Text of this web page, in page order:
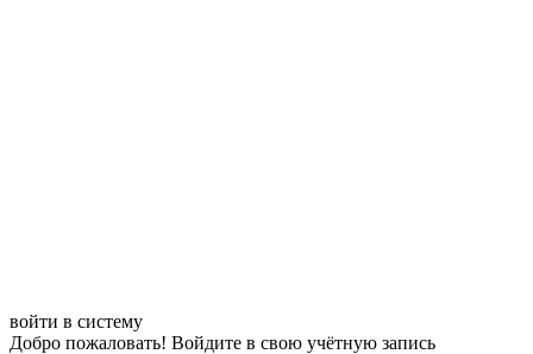
войти в систему
Добро пожаловать! Войдите в свою учётную запись